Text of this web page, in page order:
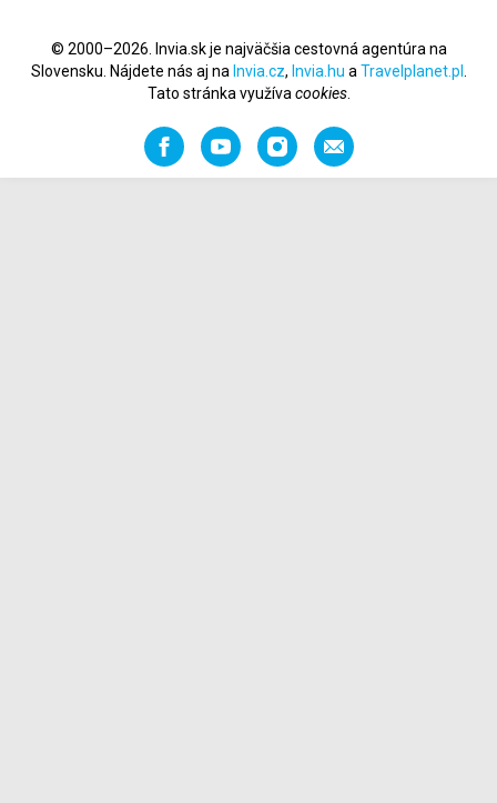
© 2000–2026. Invia.sk je najväčšia cestovná agentúra na
Slovensku. Nájdete nás aj na Invia.cz, Invia.hu a Travelplanet.pl
Tato stránka využíva cookies.
FacebookYouTubeInstagramOdporučiť